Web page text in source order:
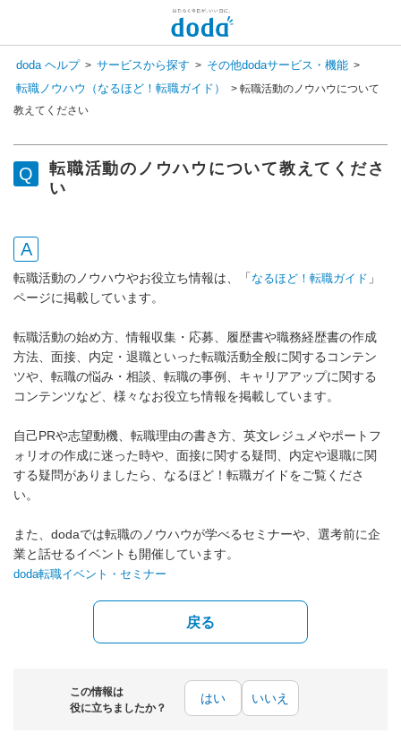
doda ヘルプ > サービスから探す > その他dodaサービス・機能 >
転職ノウハウ（なるほど！転職ガイド） > 転職活動のノウハウについて
教えてください
転職活動のノウハウについて教えてくださ
い
転職活動のノウハウやお役立ち情報は、「なるほど！転職ガイド 」
ページに掲載しています。
転職活動の始め方、情報収集・応募、履歴書や職務経歴書の作成
方法、面接、内定・退職といった転職活動全般に関するコンテン
ツや、転職の悩み・相談、転職の事例、キャリアアップに関する
コンテンツなど、様々なお役立ち情報を掲載しています。
自己PRや志望動機、転職理由の書き方、英文レジュメやポートフ
ォリオの作成に迷った時や、面接に関する疑問、内定や退職に関
する疑問がありましたら、なるほど！転職ガイドをご覧くださ
い。
また、dodaでは転職のノウハウが学べるセミナーや、選考前に企
業と話せるイベントも開催しています。
doda転職イベント・セミナー
戻る
この情報は
役に立ちましたか？
はい いいえ
新しいメッセージがあります
コンシェル呼び出し
検 索
会員登録状況を選択すると
専任スタッフが回答いたします！
登録済み
まだ登録していない